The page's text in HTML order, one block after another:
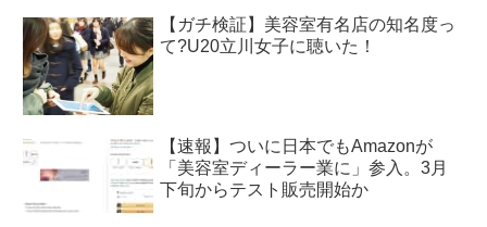
【ガチ検証】美容室有名店の知名度っ
て?U20立川女子に聴いた！
【速報】ついに日本でもAmazonが
「美容室ディーラー業に」参入。3月
下旬からテスト販売開始か